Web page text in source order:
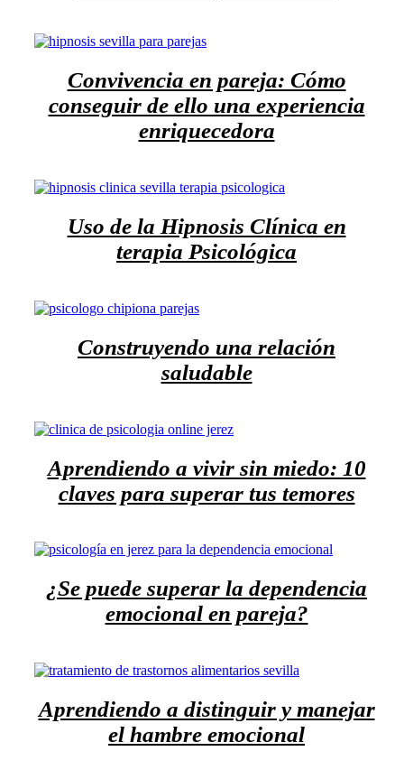
Convivencia en pareja: Cómo
conseguir de ello una experiencia
enriquecedora
Uso de la Hipnosis Clínica en
terapia Psicológica
Construyendo una relación
saludable
Aprendiendo a vivir sin miedo: 10
claves para superar tus temores
¿Se puede superar la dependencia
emocional en pareja?
Aprendiendo a distinguir y manejar
el hambre emocional